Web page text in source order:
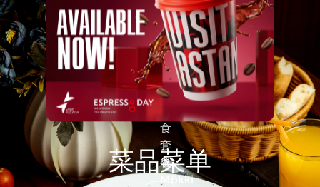
的
美
食
晚
餐
和
食
套
餐。
Mökki
菜品菜单